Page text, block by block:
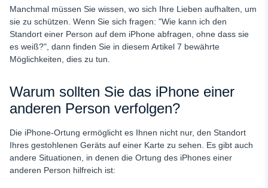
Manchmal müssen Sie wissen, wo sich Ihre Lieben aufhalten, um
sie zu schützen. Wenn Sie sich fragen: "Wie kann ich den
Standort einer Person auf dem iPhone abfragen, ohne dass sie
es weiß?", dann finden Sie in diesem Artikel 7 bewährte
Möglichkeiten, dies zu tun.
Warum sollten Sie das iPhone einer
anderen Person verfolgen?
Die iPhone-Ortung ermöglicht es Ihnen nicht nur, den Standort
Ihres gestohlenen Geräts auf einer Karte zu sehen. Es gibt auch
andere Situationen, in denen die Ortung des iPhones einer
anderen Person hilfreich ist: